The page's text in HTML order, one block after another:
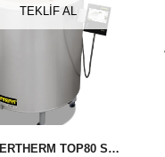
TEKLİF AL
NABERTHERM TOP80 SERAMİK VE PORSELEN FIRINI ( YENİ AC 590 KUMANDA PANELLİ)